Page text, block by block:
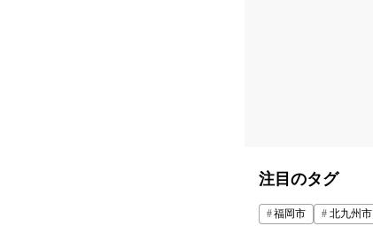
注目のタグ
福岡市 北九州市